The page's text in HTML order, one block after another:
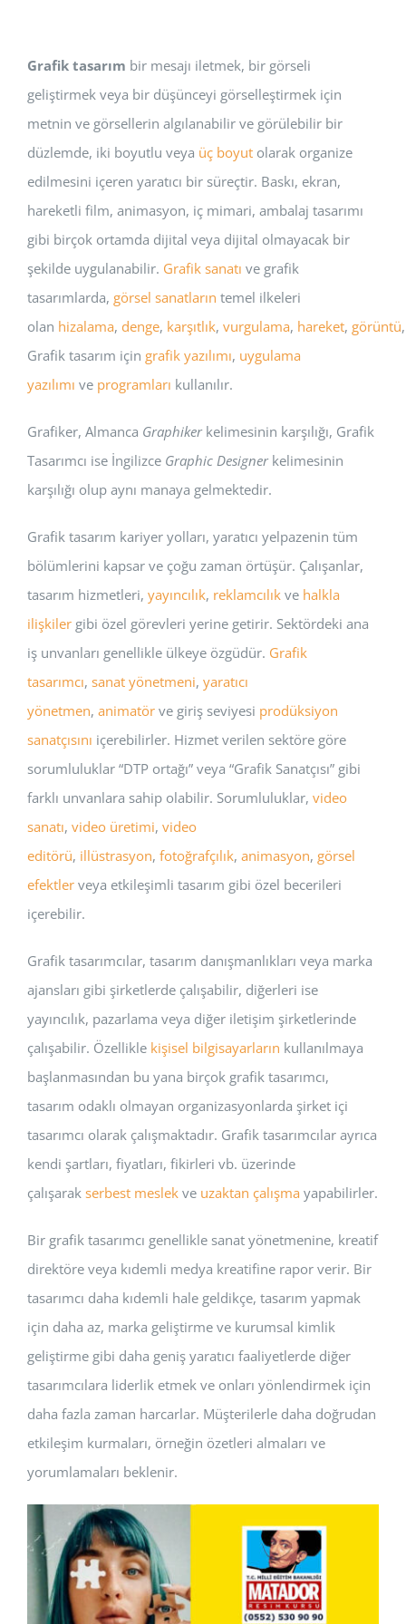
Grafik tasarım bir mesajı iletmek, bir görseli
geliştirmek veya bir düşünceyi görselleştirmek için
metnin ve görsellerin algılanabilir ve görülebilir bir
düzlemde, iki boyutlu veya üç boyut olarak organize
edilmesini içeren yaratıcı bir süreçtir. Baskı, ekran,
hareketli film, animasyon, iç mimari, ambalaj tasarımı
gibi birçok ortamda dijital veya dijital olmayacak bir
şekilde uygulanabilir. Grafik sanatı ve grafik
tasarımlarda, görsel sanatların temel ilkeleri
olan hizalama, denge, karşıtlık, vurgulama, hareket, görüntü
Grafik tasarım için grafik yazılımı, uygulama
yazılımı ve programları kullanılır.
Grafiker, Almanca Graphikerkelimesinin karşılığı, Grafik
Tasarımcı ise İngilizce Graphic Designerkelimesinin
karşılığı olup aynı manaya gelmektedir.
Grafik tasarım kariyer yolları, yaratıcı yelpazenin tüm
bölümlerini kapsar ve çoğu zaman örtüşür. Çalışanlar,
tasarım hizmetleri, yayıncılık, reklamcılık ve halkla
ilişkiler gibi özel görevleri yerine getirir. Sektördeki ana
iş unvanları genellikle ülkeye özgüdür. Grafik
tasarımcı, sanat yönetmeni, yaratıcı
yönetmen, animatör ve giriş seviyesi prodüksiyon
sanatçısını içerebilirler. Hizmet verilen sektöre göre
sorumluluklar “DTP ortağı” veya “Grafik Sanatçısı” gibi
farklı unvanlara sahip olabilir. Sorumluluklar, video
sanatı, video üretimi, video
editörü, illüstrasyon, fotoğrafçılık, animasyon, görsel
efektler veya etkileşimli tasarım gibi özel becerileri
içerebilir.
Grafik tasarımcılar, tasarım danışmanlıkları veya marka
ajansları gibi şirketlerde çalışabilir, diğerleri ise
yayıncılık, pazarlama veya diğer iletişim şirketlerinde
çalışabilir. Özellikle kişisel bilgisayarların kullanılmaya
başlanmasından bu yana birçok grafik tasarımcı,
tasarım odaklı olmayan organizasyonlarda şirket içi
tasarımcı olarak çalışmaktadır. Grafik tasarımcılar ayrıca
kendi şartları, fiyatları, fikirleri vb. üzerinde
çalışarak serbest meslek ve uzaktan çalışma yapabilirler.
Bir grafik tasarımcı genellikle sanat yönetmenine, kreatif
direktöre veya kıdemli medya kreatifine rapor verir. Bir
tasarımcı daha kıdemli hale geldikçe, tasarım yapmak
için daha az, marka geliştirme ve kurumsal kimlik
geliştirme gibi daha geniş yaratıcı faaliyetlerde diğer
tasarımcılara liderlik etmek ve onları yönlendirmek için
daha fazla zaman harcarlar. Müşterilerle daha doğrudan
etkileşim kurmaları, örneğin özetleri almaları ve
yorumlamaları beklenir.